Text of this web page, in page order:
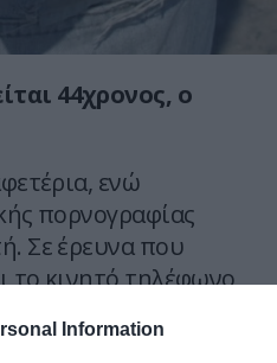
Information
44χρονος, ο
ενώ
πορνογραφίας
Σε έρευνα που
το κινητό τηλέφωνο